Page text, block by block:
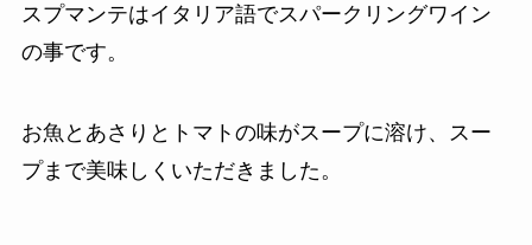
スプマンテはイタリア語でスパークリングワイン
の事です。
お魚とあさりとトマトの味がスープに溶け、スー
プまで美味しくいただきました。